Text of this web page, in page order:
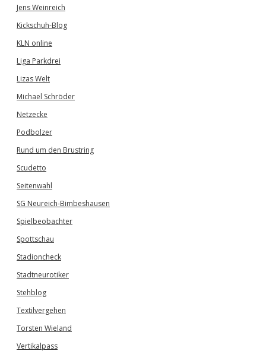
Jens Weinreich
Kickschuh-Blog
KLN online
Liga Parkdrei
Lizas Welt
Michael Schröder
Netzecke
Podbolzer
Rund um den Brustring
Scudetto
Seitenwahl
SG Neureich-Bimbeshausen
Spielbeobachter
Spottschau
Stadioncheck
Stadtneurotiker
Stehblog
Textilvergehen
Torsten Wieland
Vertikalpass